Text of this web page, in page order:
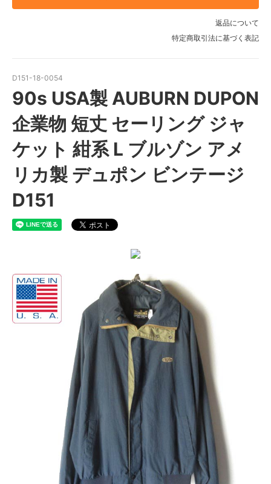
返品について
特定商取引法に基づく表記
D151-18-0054
90s USA製 AUBURN DUPON
企業物 短丈 セーリング ジャ
ケット 紺系 L ブルゾン アメ
リカ製 デュポン ビンテージ
D151